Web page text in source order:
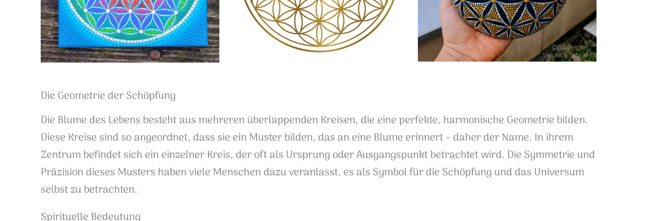
Die Geometrie der Schöpfung
Die Blume des Lebens besteht aus mehreren überlappenden Kreisen, die eine perfekte, harmonische Geometrie bilden.
Diese Kreise sind so angeordnet, dass sie ein Muster bilden, das an eine Blume erinnert – daher der Name. In ihrem
Zentrum befindet sich ein einzelner Kreis, der oft als Ursprung oder Ausgangspunkt betrachtet wird. Die Symmetrie und
Präzision dieses Musters haben viele Menschen dazu veranlasst, es als Symbol für die Schöpfung und das Universum
selbst zu betrachten.
Spirituelle Bedeutung